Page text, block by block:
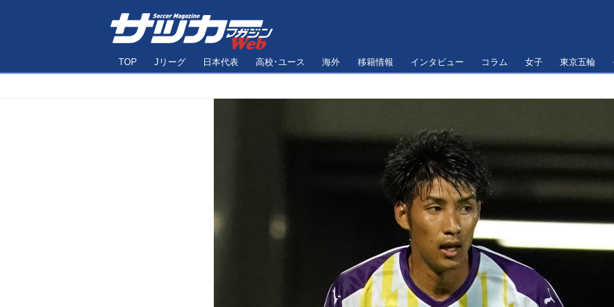
TOP Jリーグ 日本代表 高校･ユース 海外 移籍情報 インタビュー コラム 女子 東京五輪